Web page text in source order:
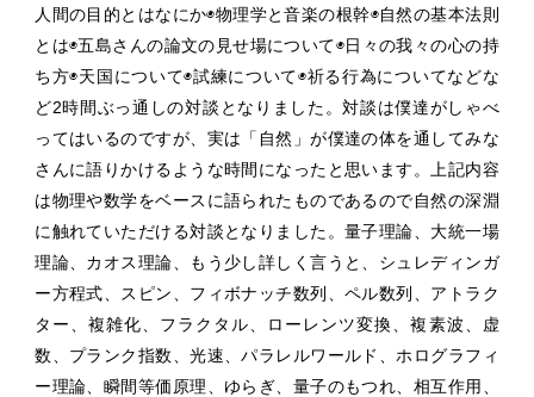
人間の目的とはなにか◉物理学と音楽の根幹◉自然の基本法則
とは◉五島さんの論文の見せ場について◉日々の我々の心の持
ち方◉天国について◉試練について◉祈る行為についてなどな
ど2時間ぶっ通しの対談となりました。対談は僕達がしゃべ
ってはいるのですが、実は「自然」が僕達の体を通してみな
さんに語りかけるような時間になったと思います。上記内容
は物理や数学をベースに語られたものであるので自然の深淵
に触れていただける対談となりました。量子理論、大統一場
理論、カオス理論、もう少し詳しく言うと、シュレディンガ
ー方程式、スピン、フィボナッチ数列、ペル数列、アトラク
ター、複雑化、フラクタル、ローレンツ変換、複素波、虚
数、プランク指数、光速、パラレルワールド、ホログラフィ
ー理論、瞬間等価原理、ゆらぎ、量子のもつれ、相互作用、